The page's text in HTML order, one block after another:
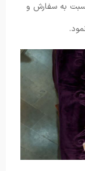
به سفارش و